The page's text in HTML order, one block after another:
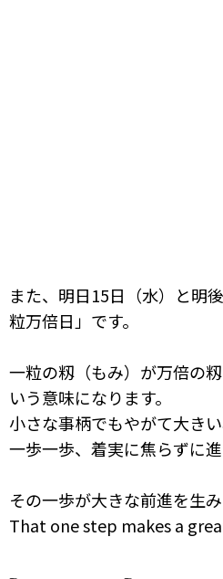
また、明日15日（水）と明
粒万倍日」です。
一粒の籾（もみ）が万倍の
いう意味になります。
小さな事柄でもやがて大き
一歩一歩、着実に焦らずに進
その一歩が大きな前進を生み
That one step makes a